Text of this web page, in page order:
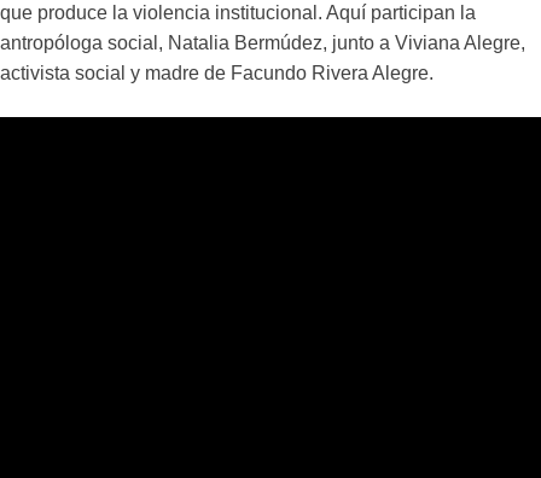
que produce la violencia institucional. Aquí participan la
antropóloga social, Natalia Bermúdez, junto a Viviana Alegre,
activista social y madre de Facundo Rivera Alegre.